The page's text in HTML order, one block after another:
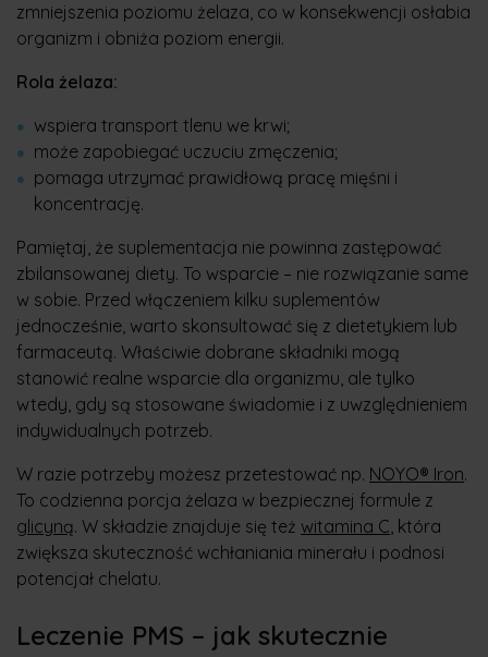
zmniejszenia poziomu żelaza, co w konsekwencji osłabia
organizm i obniża poziom energii.
Rola żelaza:
wspiera transport tlenu we krwi;
może zapobiegać uczuciu zmęczenia;
pomaga utrzymać prawidłową pracę mięśni i
koncentrację.
Pamiętaj, że suplementacja nie powinna zastępować
zbilansowanej diety. To wsparcie – nie rozwiązanie same
w sobie. Przed włączeniem kilku suplementów
jednocześnie, warto skonsultować się z dietetykiem lub
farmaceutą. Właściwie dobrane składniki mogą
stanowić realne wsparcie dla organizmu, ale tylko
wtedy, gdy są stosowane świadomie i z uwzględnieniem
indywidualnych potrzeb.
W razie potrzeby możesz przetestować np. NOYO® Iron.
To codzienna porcja żelaza w bezpiecznej formule z
glicyną. W składzie znajduje się też witamina C, która
zwiększa skuteczność wchłaniania minerału i podnosi
potencjał chelatu.
Leczenie PMS – jak skutecznie